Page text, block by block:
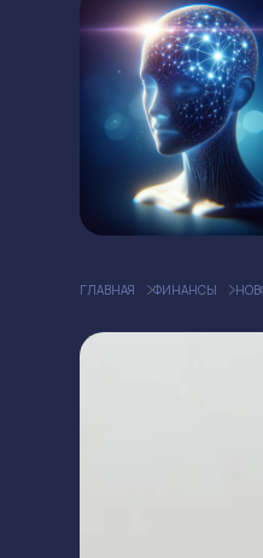
ГЛАВНАЯ ФИНАНСЫ